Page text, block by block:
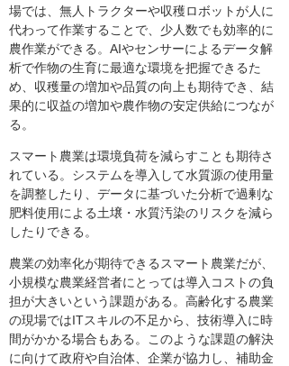
場では、無人トラクターや収穫ロボットが人に
代わって作業することで、少人数でも効率的に
農作業ができる。AIやセンサーによるデータ解
析で作物の生育に最適な環境を把握できるた
め、収穫量の増加や品質の向上も期待でき、結
果的に収益の増加や農作物の安定供給につなが
る。
スマート農業は環境負荷を減らすことも期待さ
れている。システムを導入して水質源の使用量
を調整したり、データに基づいた分析で過剰な
肥料使用による土壌・水質汚染のリスクを減ら
したりできる。
農業の効率化が期待できるスマート農業だが、
小規模な農業経営者にとっては導入コストの負
担が大きいという課題がある。高齢化する農業
の現場ではITスキルの不足から、技術導入に時
間がかかる場合もある。このような課題の解決
に向けて政府や自治体、企業が協力し、補助金